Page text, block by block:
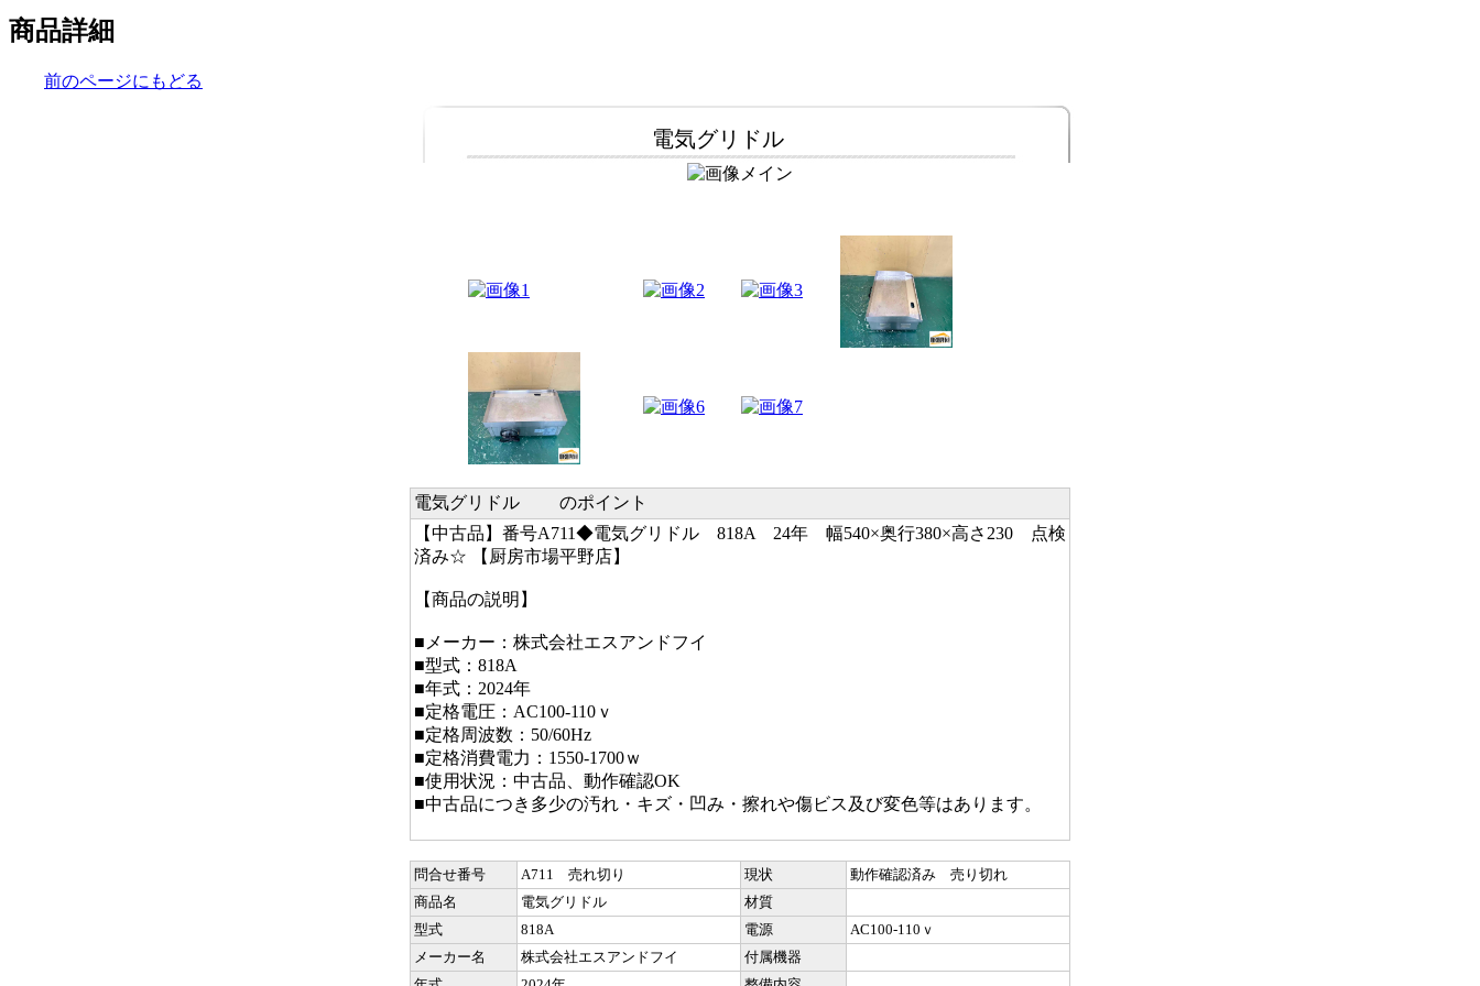
商品詳細
前のページにもどる
電気グリドル
電気グリドル のポイント
【中古品】番号A711◆電気グリドル 818A 24年 幅540×奥行380×高さ230 点検
済み☆ 【厨房市場平野店】
【商品の説明】
■メーカー：株式会社エスアンドフイ
■型式：818A
■年式：2024年
■定格電圧：AC100-110ｖ
■定格周波数：50/60Hz
■定格消費電力：1550-1700ｗ
■使用状況：中古品、動作確認OK
■中古品につき多少の汚れ・キズ・凹み・擦れや傷ビス及び変色等はあります。
問合せ番号 A711 売れ切り 現状
動作確認済み 売り切れ
商品名
電気グリドル
材質
型式
818A 電源
AC100-110ｖ
メーカー名
株式会社エスアンドフイ
付属機器